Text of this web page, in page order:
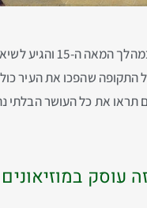
1520 במה שקרוי כהיי-רנסנס
התקופה שהפכו את העיר
תראו את כל העושר
עוסק